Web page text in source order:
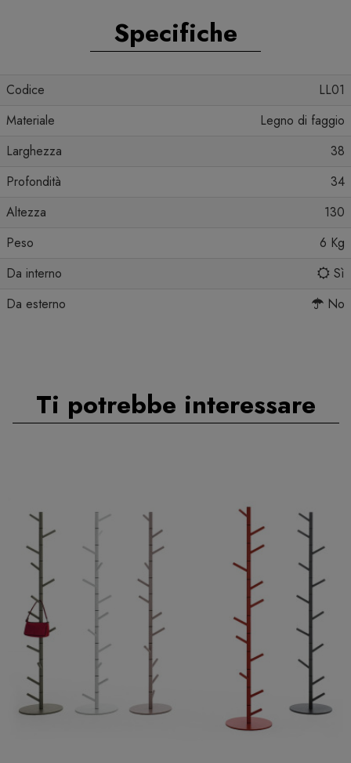
Specifiche
Codice
LL01
Materiale
Legno di faggio
Larghezza
38
Profondità
34
Altezza
130
Peso
6 Kg
Da interno
Sì
Da esterno
No
Ti potrebbe interessare